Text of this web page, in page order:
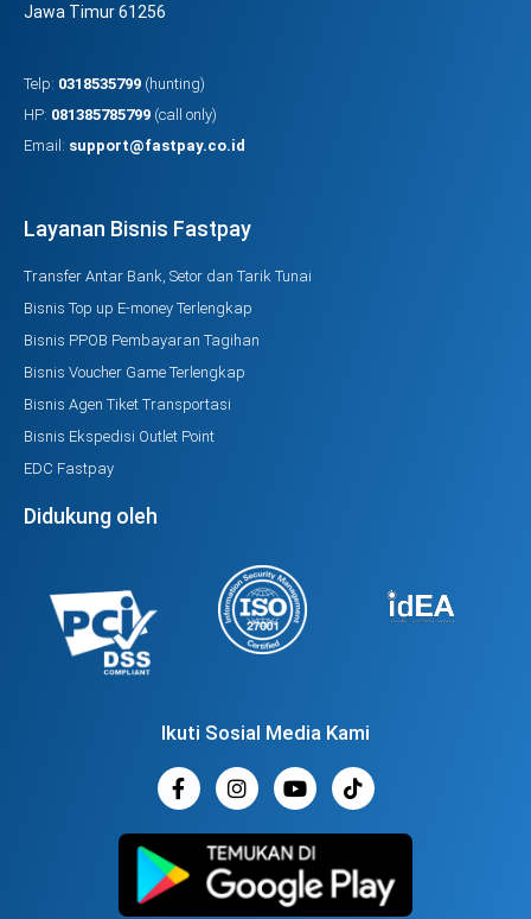
Jawa Timur 61256
Telp: 0318535799 (hunting)
HP: 081385785799 (call only)
Email: support@fastpay.co.id
Layanan Bisnis Fastpay
Transfer Antar Bank, Setor dan Tarik Tunai
Bisnis Top up E-money Terlengkap
Bisnis PPOB Pembayaran Tagihan
Bisnis Voucher Game Terlengkap
Bisnis Agen Tiket Transportasi
Bisnis Ekspedisi Outlet Point
EDC Fastpay
Didukung oleh
Ikuti Sosial Media Kami